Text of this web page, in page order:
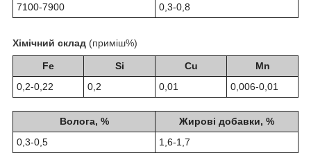
7100-7900
0,3-0,8
Хімічний склад (приміш%)
Fe Si Cu
Mn
0,2-0,22
0,2 0,01 0,006-0,01
Волога, %
Жирові добавки, %
0,3-0,5
1,6-1,7